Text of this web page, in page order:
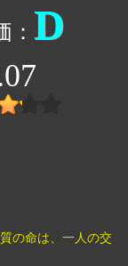
D
の命は、一人の交